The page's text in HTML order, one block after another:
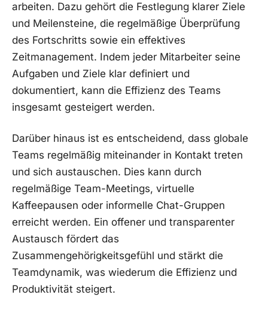
⁢arbeiten.⁢ Dazu gehört ⁤die⁤ Festlegung⁤ klarer ​Ziele⁤
und Meilensteine, die regelmäßige​ Überprüfung
des Fortschritts sowie ein effektives
Zeitmanagement. Indem jeder Mitarbeiter seine
Aufgaben ‌und ⁢Ziele klar​ definiert ⁣und
dokumentiert, kann⁢ die Effizienz des Teams
insgesamt gesteigert‍ werden.
Darüber hinaus ist ⁣es entscheidend, ‍dass ‍globale
Teams regelmäßig miteinander in⁣ Kontakt treten
und sich‍ austauschen.⁢ Dies kann durch
regelmäßige Team-Meetings, virtuelle
Kaffeepausen oder informelle Chat-Gruppen
erreicht werden.​ Ein offener ⁤und ‌transparenter
Austausch fördert‍ das
Zusammengehörigkeitsgefühl und ⁣stärkt die
Teamdynamik,‍ was⁣ wiederum die Effizienz ⁤und
Produktivität steigert.